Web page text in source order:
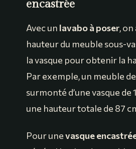
encastrée
Avec un lavabo à poser,
hauteur du meuble sous-
la vasque pour obtenir la
Par exemple, un meuble
surmonté d’une vasque de
une hauteur totale de 87
Pour unevasque